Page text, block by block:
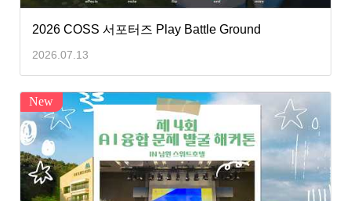
2026 COSS 서포터즈 Play Battle Ground
2026.07.13
New